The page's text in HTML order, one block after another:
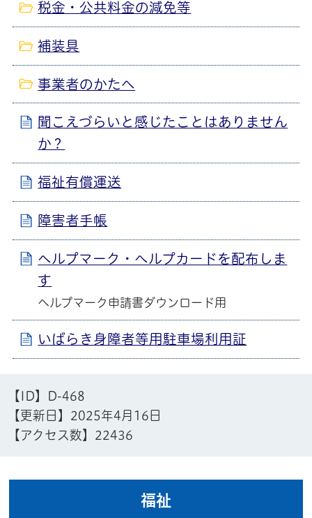
税金・公共料金の減免等
補装具
事業者のかたへ
聞こえづらいと感じたことはありません
か？
福祉有償運送
障害者手帳
ヘルプマーク・ヘルプカードを配布しま
す
ヘルプマーク申請書ダウンロード用
いばらき身障者等用駐車場利用証
【ID】
D-468
【更新日】 2025年4月16日
【アクセス数】 22436
福祉